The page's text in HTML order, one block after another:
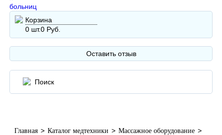
Корзина
0 шт.0 Руб.
Оставить отзыв
Главная > Каталог медтехники > Массажное оборудование >